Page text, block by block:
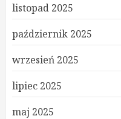
listopad 2025
październik 2025
wrzesień 2025
lipiec 2025
maj 2025